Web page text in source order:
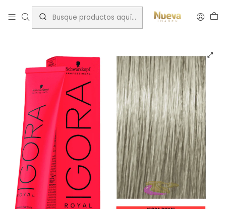
Inicio Tintes por Marca Igora Royal Humo Ceniza
IGORA RUBIO EXTRACLARO CENDRE EXTRA 60ML 9-11